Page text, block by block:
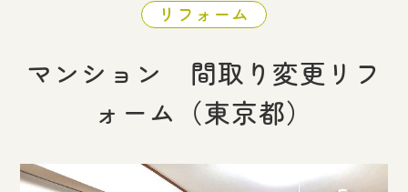
リフォーム
マンション 間取り変更リフ
ォーム（東京都）